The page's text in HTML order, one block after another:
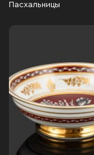
Пасхальницы